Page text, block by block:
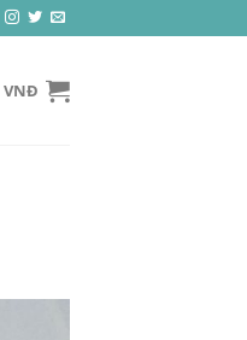
VNĐ